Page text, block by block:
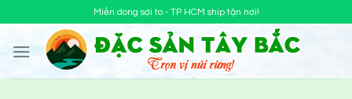
nội
Miến dong sợi to - TP HCM ship tận nơi!